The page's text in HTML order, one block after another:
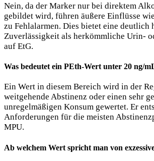
Nein, da der Marker nur bei direktem
gebildet wird, führen äußere Einflüsse
zu Fehlalarmen. Dies bietet eine deutlich
Zuverlässigkeit als herkömmliche Urin-
auf EtG.
Was bedeutet ein PEth-Wert unter 20 ng/
Ein Wert in diesem Bereich wird in der
weitgehende Abstinenz oder einen sehr
unregelmäßigen Konsum gewertet. Er
Anforderungen für die meisten
MPU.
Ab welchem Wert spricht man von